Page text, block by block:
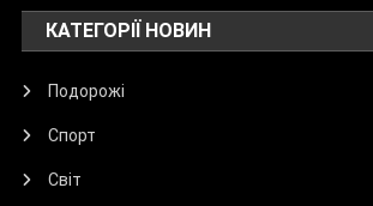
КАТЕГОРІЇ НОВИН
Подорожі
Спорт
Світ